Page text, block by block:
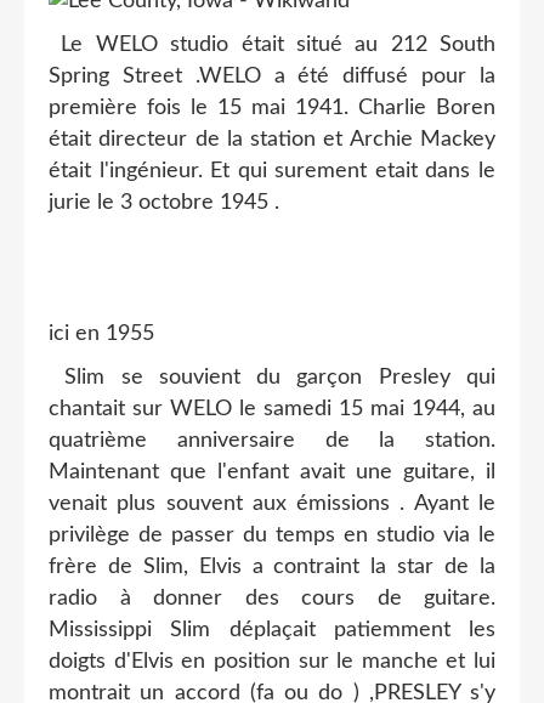
Le WELO studio était situé au 212 South
Spring Street .WELO a été diffusé pour la
première fois le 15 mai 1941. Charlie Boren
était directeur de la station et Archie Mackey
était l'ingénieur. Et qui surement etait dans le
jurie le 3 octobre 1945 .
ici en 1955
Slim se souvient du garçon Presley qui
chantait sur WELO le samedi 15 mai 1944, au
quatrième anniversaire de la station.
Maintenant que l'enfant avait une guitare, il
venait plus souvent aux émissions . Ayant le
privilège de passer du temps en studio via le
frère de Slim, Elvis a contraint la star de la
radio à donner des cours de guitare.
Mississippi Slim déplaçait patiemment les
doigts d'Elvis en position sur le manche et lui
montrait un accord (fa ou do ) ,PRESLEY s'y